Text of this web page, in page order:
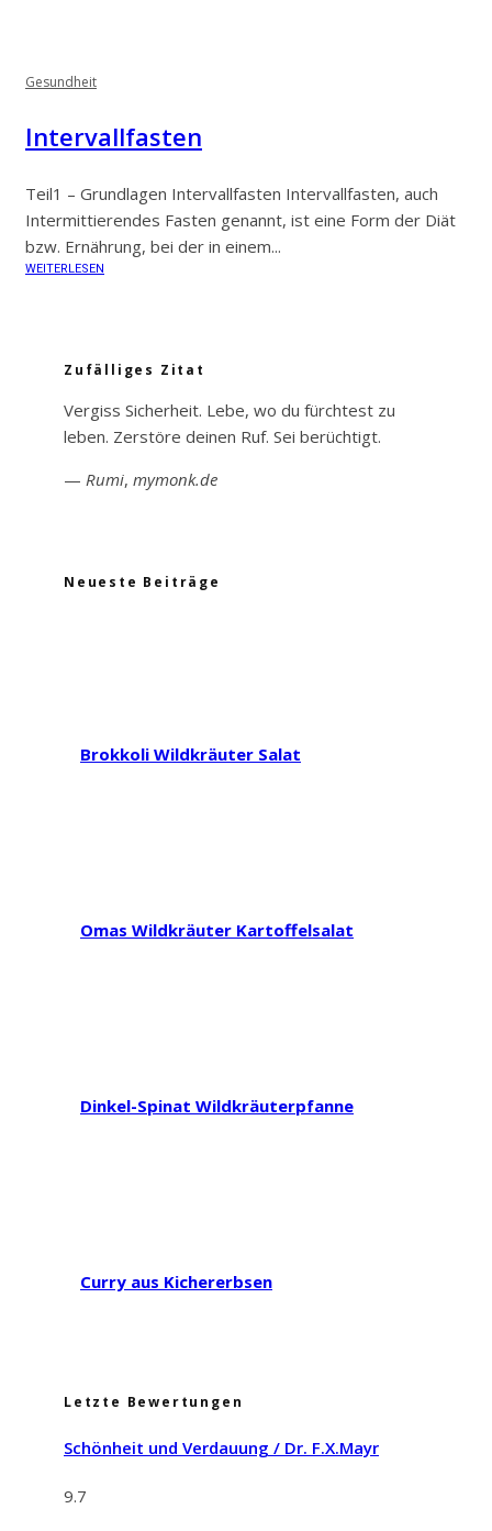
Gesundheit
Intervallfasten
Teil1 – Grundlagen Intervallfasten Intervallfasten, auch
Intermittierendes Fasten genannt, ist eine Form der Diät
bzw. Ernährung, bei der in einem...
WEITERLESEN
Zufälliges Zitat
Vergiss Sicherheit. Lebe, wo du fürchtest zu
leben. Zerstöre deinen Ruf. Sei berüchtigt.
— Rumi, mymonk.de
Neueste Beiträge
Brokkoli Wildkräuter Salat
Omas Wildkräuter Kartoffelsalat
Dinkel-Spinat Wildkräuterpfanne
Curry aus Kichererbsen
Letzte Bewertungen
Schönheit und Verdauung / Dr. F.X.Mayr
9.7